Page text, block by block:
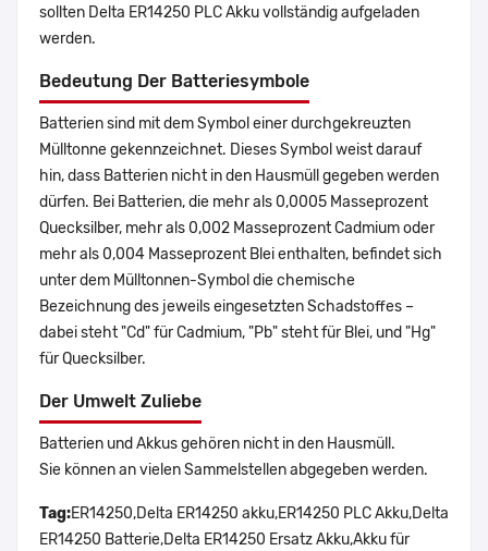
sollten Delta ER14250 PLC Akku vollständig aufgeladen
werden.
Bedeutung Der Batteriesymbole
Batterien sind mit dem Symbol einer durchgekreuzten
Mülltonne gekennzeichnet. Dieses Symbol weist darauf
hin, dass Batterien nicht in den Hausmüll gegeben werden
dürfen. Bei Batterien, die mehr als 0,0005 Masseprozent
Quecksilber, mehr als 0,002 Masseprozent Cadmium oder
mehr als 0,004 Masseprozent Blei enthalten, befindet sich
unter dem Mülltonnen-Symbol die chemische
Bezeichnung des jeweils eingesetzten Schadstoffes –
dabei steht "Cd" für Cadmium, "Pb" steht für Blei, und "Hg"
für Quecksilber.
Der Umwelt Zuliebe
Batterien und Akkus gehören nicht in den Hausmüll.
Sie können an vielen Sammelstellen abgegeben werden.
Tag:ER14250,Delta ER14250 akku,ER14250 PLC Akku,Delta
ER14250 Batterie,Delta ER14250 Ersatz Akku,Akku für